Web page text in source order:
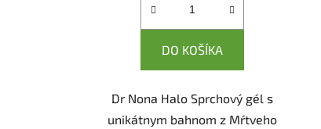
DO KOŠÍKA
Dr Nona Halo Sprchový gél s
unikátnym bahnom z Mŕtveho